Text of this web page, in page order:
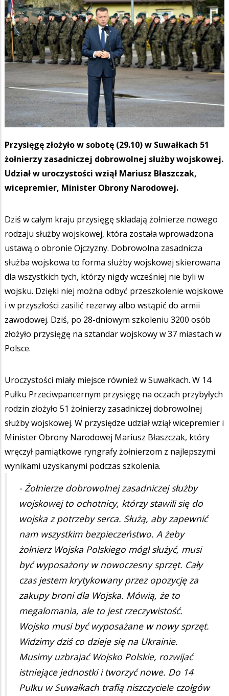
Przysięgę złożyło w sobotę (29.10) w Suwałkach 51
żołnierzy zasadniczej dobrowolnej służby wojskowej.
Udział w uroczystości wziął Mariusz Błaszczak,
wicepremier, Minister Obrony Narodowej.
Dziś w całym kraju przysięgę składają żołnierze nowego
rodzaju służby wojskowej, która została wprowadzona
ustawą o obronie Ojczyzny. Dobrowolna zasadnicza
służba wojskowa to forma służby wojskowej skierowana
dla wszystkich tych, którzy nigdy wcześniej nie byli w
wojsku. Dzięki niej można odbyć przeszkolenie wojskowe
i w przyszłości zasilić rezerwy albo wstąpić do armii
zawodowej. Dziś, po 28-dniowym szkoleniu 3200 osób
złożyło przysięgę na sztandar wojskowy w 37 miastach w
Polsce.
Uroczystości miały miejsce również w Suwałkach. W 14
Pułku Przeciwpancernym przysięgę na oczach przybyłych
rodzin złożyło 51 żołnierzy zasadniczej dobrowolnej
służby wojskowej. W przysiędze udział wziął wicepremier i
Minister Obrony Narodowej Mariusz Błaszczak, który
wręczył pamiątkowe ryngrafy żołnierzom z najlepszymi
wynikami uzyskanymi podczas szkolenia.
- Żołnierze dobrowolnej zasadniczej służby
wojskowej to ochotnicy, którzy stawili się do
wojska z potrzeby serca. Służą, aby zapewnić
nam wszystkim bezpieczeństwo. A żeby
żołnierz Wojska Polskiego mógł służyć, musi
być wyposażony w nowoczesny sprzęt. Cały
czas jestem krytykowany przez opozycję za
zakupy broni dla Wojska. Mówią, że to
megalomania, ale to jest rzeczywistość.
Wojsko musi być wyposażane w nowy sprzęt.
Widzimy dziś co dzieje się na Ukrainie.
Musimy uzbrajać Wojsko Polskie, rozwijać
istniejące jednostki i tworzyć nowe. Do 14
Pułku w Suwałkach trafią niszczyciele czołgów